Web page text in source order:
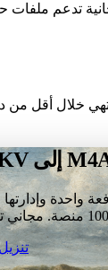
خلال أقل من